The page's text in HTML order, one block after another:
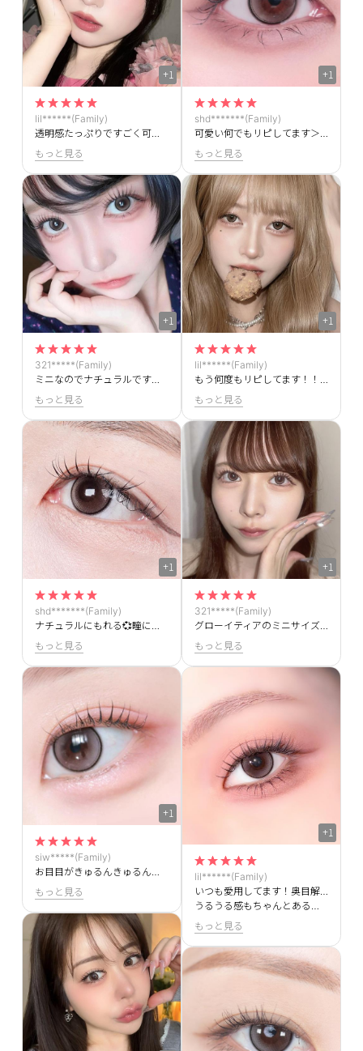
+1
lil******(Family)
透明感たっぷりですごく可愛いです！✨
もっと見る
+1
321*****(Family)
ミニなのでナチュラルですけどちゃんともれて可愛いです
もっと見る
+1
shd*******(Family)
もっと見る
+1
siw*****(Family)
お目目がきゅるんきゅるんめちゃくちゃ可愛いです＞＜もう何回もリピしてます！！
もっと見る
+1
shd*******(Family)
もっと見る
+1
lil******(Family)
もっと見る
+1
321*****(Family)
もっと見る
+1
lil******(Family)
うるうる感もちゃんとある！！！
もっと見る